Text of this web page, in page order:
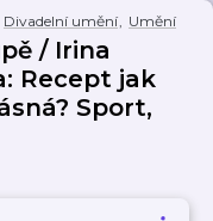
Divadelní umění, Umění
/ Irina
Recept jak
Sport,